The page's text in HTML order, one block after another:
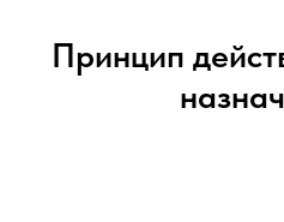
Принцип